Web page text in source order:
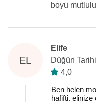
boyu
EL
Elife
Düğün
4,0
Ben helen
hafifti. elinize